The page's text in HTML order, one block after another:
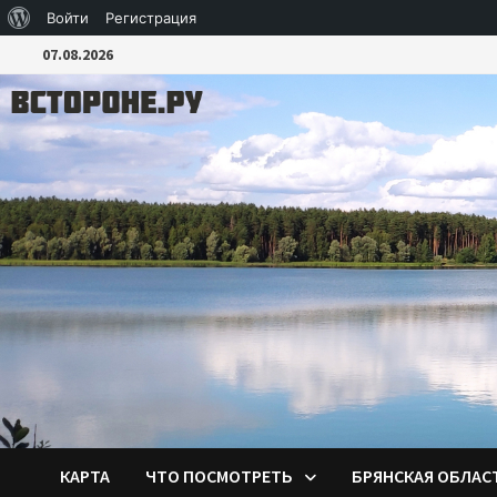
WordPress
Войти Регистрация
Перейти
к
содержимому
07.08.2026
КАРТА ЧТО ПОСМОТРЕТЬ БРЯНСКАЯ